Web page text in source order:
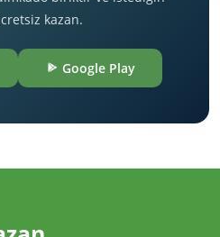
kazan.
Google Play